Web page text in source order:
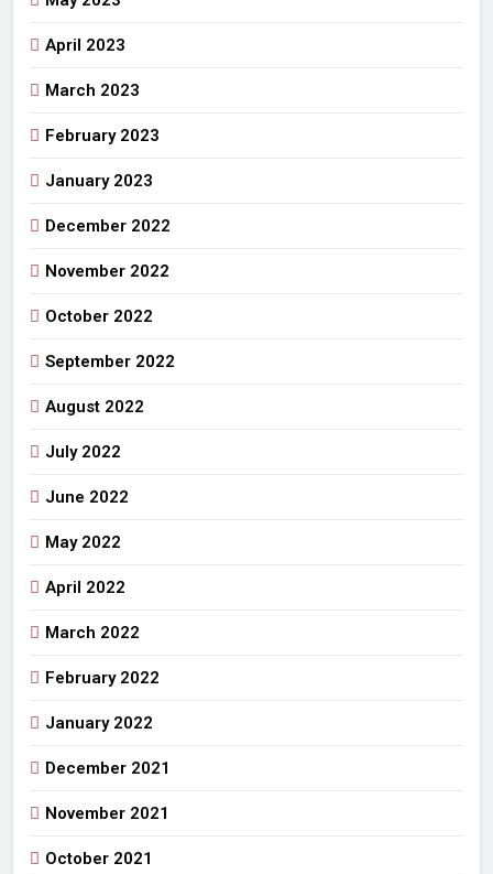
April 2023
March 2023
February 2023
January 2023
December 2022
November 2022
October 2022
September 2022
August 2022
July 2022
June 2022
May 2022
April 2022
March 2022
February 2022
January 2022
December 2021
November 2021
October 2021